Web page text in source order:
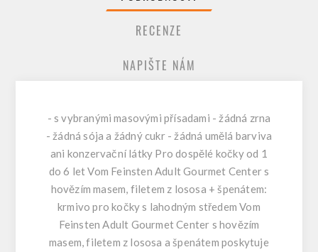
RECENZE
NAPIŠTE NÁM
- s vybranými masovými přísadami - žádná zrna
- žádná sója a žádný cukr - žádná umělá barviva
ani konzervační látky Pro dospělé kočky od 1
do 6 let Vom Feinsten Adult Gourmet Center s
hovězím masem, filetem z lososa + špenátem:
krmivo pro kočky s lahodným středem Vom
Feinsten Adult Gourmet Center s hovězím
masem, filetem z lososa a špenátem poskytuje